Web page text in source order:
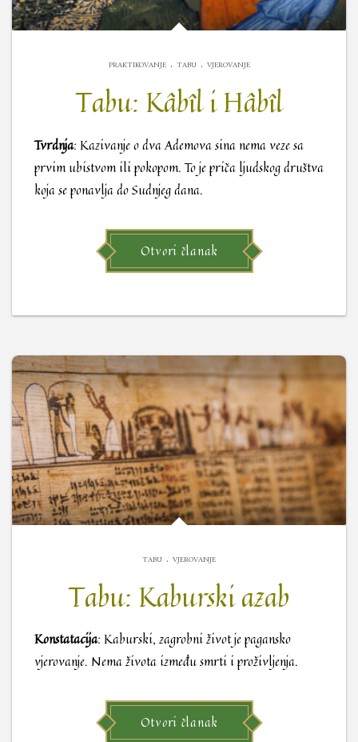
PRAKTIKOVANJE. TABU. VJEROVANJE
Tabu: Kâbîl i Hâbîl
Tvrdnja: Kazivanje o dva Ademova sina nema veze sa
prvim ubistvom ili pokopom. To je priča ljudskog društva
koja se ponavlja do Sudnjeg dana.
Otvori članak
TABU . VJEROVANJE
Tabu: Kaburski azab
Konstatacija: Kaburski, zagrobni život je pagansko
vjerovanje. Nema života između smrti i proživljenja.
Otvori članak